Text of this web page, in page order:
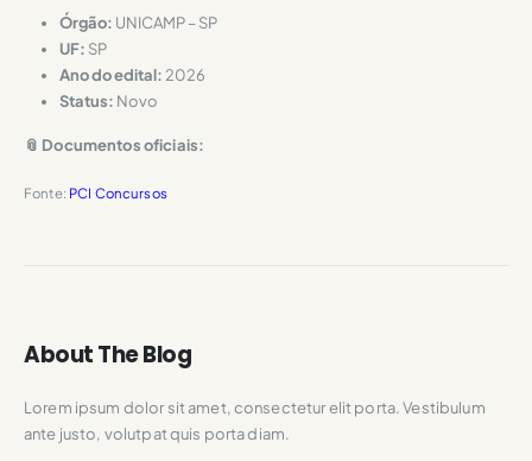
Órgão: UNICAMP – SP
UF: SP
Ano do edital: 2026
Status: Novo
📎 Documentos oficiais:
Fonte: PCI Concursos
About The Blog
Lorem ipsum dolor sit amet, consectetur elit porta. Vestibulum
ante justo, volutpat quis porta diam.